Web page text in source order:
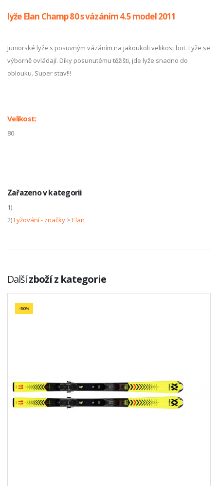
lyže Elan Champ 80 s vázáním 4.5 model 2011
Juniorské lyže s posuvným vázáním na jakoukoli velikost bot. Lyže se
výborně ovládají. Díky posunutému těžišti, jde lyže snadno do
oblouku. Super stav!!!
Velikost:
80
Zařazeno v kategorii
1)
2)Lyžování - značky > Elan
Dalšízboží z kategorie
-50%